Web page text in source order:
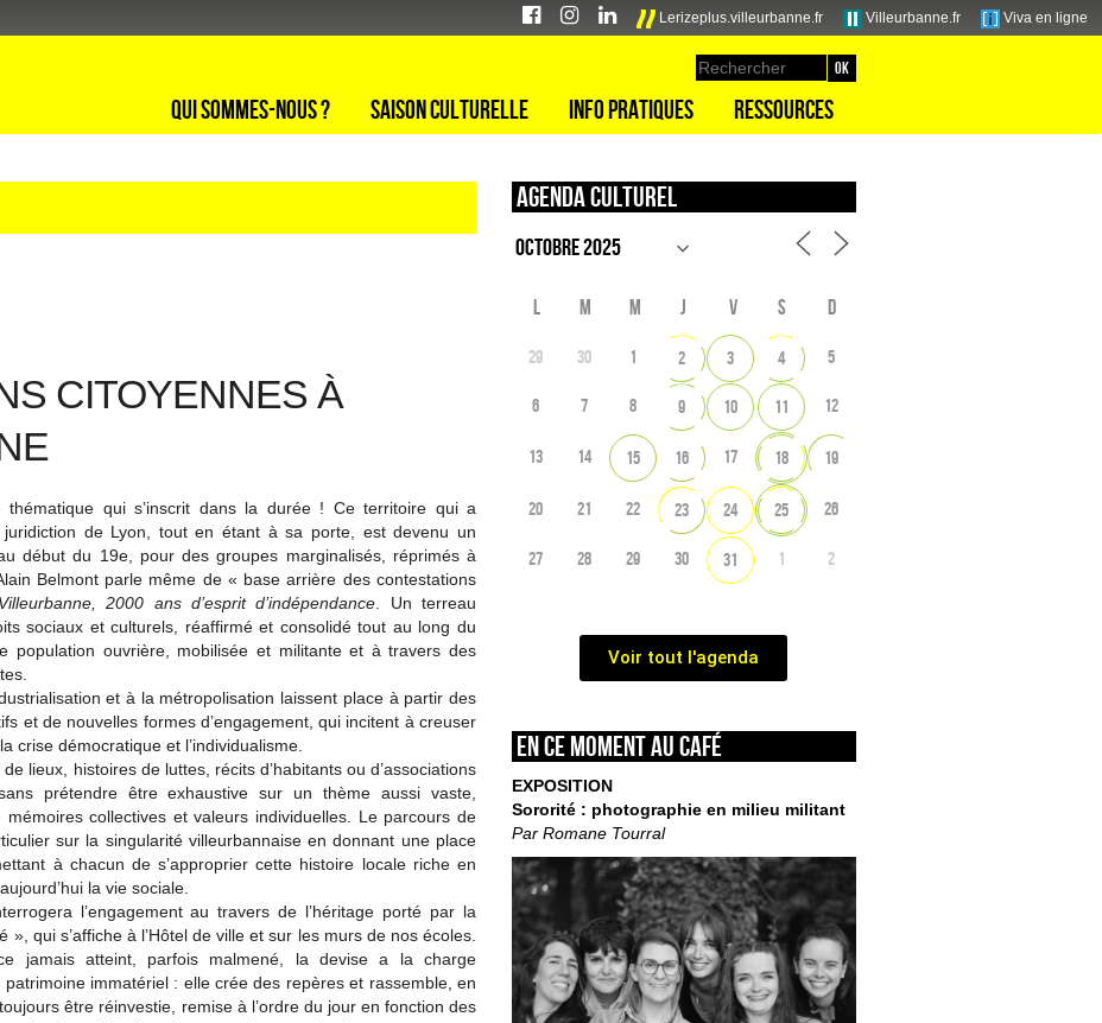
Lerizeplus.villeurbanne.fr Villeurbanne.fr Viva en ligne
Qui sommes-nous ? Saison culturelle Info pratiques Ressources
CITOYENNES À
thématique qui s’inscrit dans la durée ! Ce territoire qui a
de Lyon, tout en étant à sa porte, est devenu un
début du 19e, pour des groupes marginalisés, réprimés à
Belmont parle même de « base arrière des contestations
Villeurbanne, 2000 ans d’espritd’indépendance . Un terreau
sociaux et culturels, réaffirmé et consolidé tout au long du
population ouvrière, mobilisée et militante et à travers des
et à la métropolisation laissent place à partir des
et de nouvelles formes d’engagement, qui incitent à creuser
crise démocratique et l’individualisme.
lieux, histoires de luttes, récits d’habitants ou d’associations
prétendre être exhaustive sur un thème aussi vaste,
collectives et valeurs individuelles. Le parcours de
sur la singularité villeurbannaise en donnant une place
à chacun de s’approprier cette histoire locale riche en
la vie sociale.
l’engagement au travers de l’héritage porté par la
qui s’affiche à l’Hôtel de ville et sur les murs de nos écoles.
jamais atteint, parfois malmené, la devise a la charge
patrimoine immatériel : elle crée des repères et rassemble, en
être réinvestie, remise à l’ordre du jour en fonction des
Agenda culturel
L M M J V S D
29 30 1 2 3 4 5
6 7 8 9 10 11 12
13 14 15 16 17 18 19
20 21 22 23 24 25 26
27 28 29 30 31 1 2
Voir tout l'agenda
En ce moment au café
EXPOSITION
Sororité : photographie en milieu militant
Par Romane Tourral